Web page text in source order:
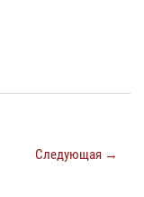
Следующая →